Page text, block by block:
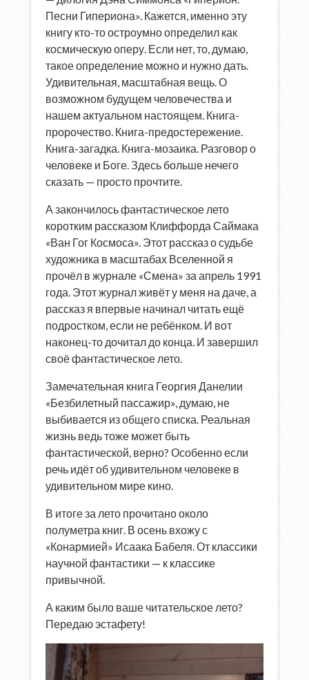
Песни Гипериона». Кажется, именно эту
книгу кто-то остроумно определил как
космическую оперу. Если нет, то, думаю,
такое определение можно и нужно дать.
Удивительная, масштабная вещь. О
возможном будущем человечества и
нашем актуальном настоящем. Книга-
пророчество. Книга-предостережение.
Книга-загадка. Книга-мозаика. Разговор о
человеке и Боге. Здесь больше нечего
сказать — просто прочтите.
А закончилось фантастическое лето
коротким рассказом Клиффорда Саймака
«Ван Гог Космоса». Этот рассказ о судьбе
художника в масштабах Вселенной я
прочёл в журнале «Смена» за апрель 1991
года. Этот журнал живёт у меня на даче, а
рассказ я впервые начинал читать ещё
подростком, если не ребёнком. И вот
наконец-то дочитал до конца. И завершил
своё фантастическое лето.
Замечательная книга Георгия Данелии
«Безбилетный пассажир», думаю, не
выбивается из общего списка. Реальная
жизнь ведь тоже может быть
фантастической, верно? Особенно если
речь идёт об удивительном человеке в
удивительном мире кино.
В итоге за лето прочитано около
полуметра книг. В осень вхожу с
«Конармией» Исаака Бабеля. От классики
научной фантастики — к классике
привычной.
А каким было ваше читательское лето?
Передаю эстафету!